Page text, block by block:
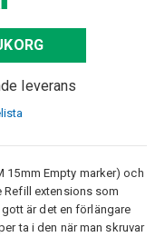
leverans
15mm Empty marker) och
extensions som
är det en förlängare
ta i den när man skruvar